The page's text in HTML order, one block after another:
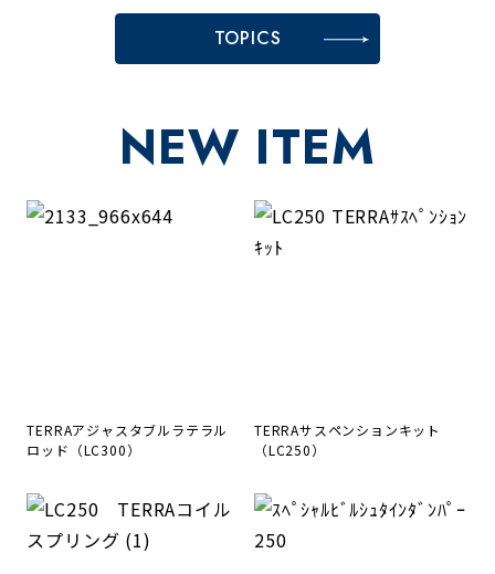
TOPICS
NEW ITEM
TERRAアジャスタブルラテラル
ロッド（LC300）
TERRAサスペンションキット
（LC250）